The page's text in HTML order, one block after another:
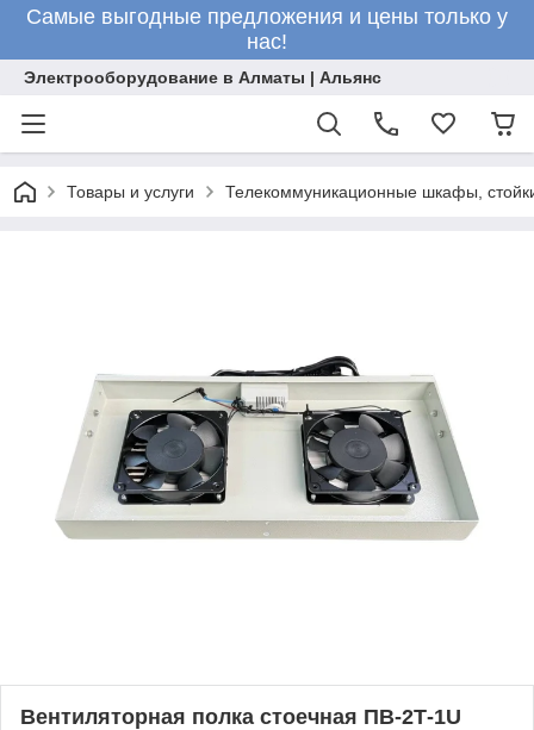
Самые выгодные предложения и цены только у
нас!
Электрооборудование в Алматы | Альянс
Товары и услуги Телекоммуникационные шкафы,
Вентиляторная полка стоечная ПВ-2Т-1U